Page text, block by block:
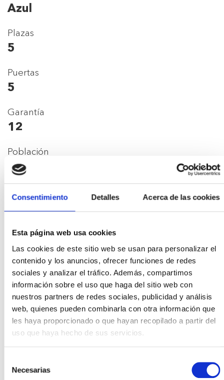
Consentimiento Detalles Acerca de las cookies
Esta página web usa cookies
Las cookies de este sitio web se usan para personalizar el
contenido y los anuncios, ofrecer funciones de redes
sociales y analizar el tráfico. Además, compartimos
información sobre el uso que haga del sitio web con
nuestros partners de redes sociales, publicidad y análisis
web, quienes pueden combinarla con otra información que
les haya proporcionado o que hayan recopilado a partir del
uso que haya hecho de sus servicios.
Necesarias
Azul
Plazas
5
Puertas
5
Garantía
12
Población
Palafrugell
Prestaciones y
consumos
6.00
l/100km
115
CV